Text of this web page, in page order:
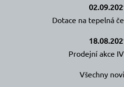
Dotace na tepelná
Prodejní akce
Všechny